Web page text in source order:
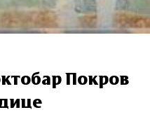
Покров